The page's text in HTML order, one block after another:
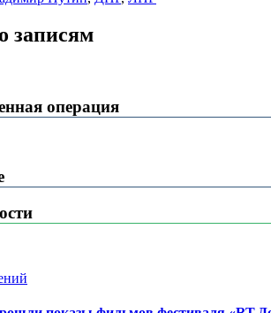
записям
операция